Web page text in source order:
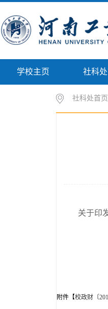
学校主页 社科
社科处首页
关于印
附件【校政财〔